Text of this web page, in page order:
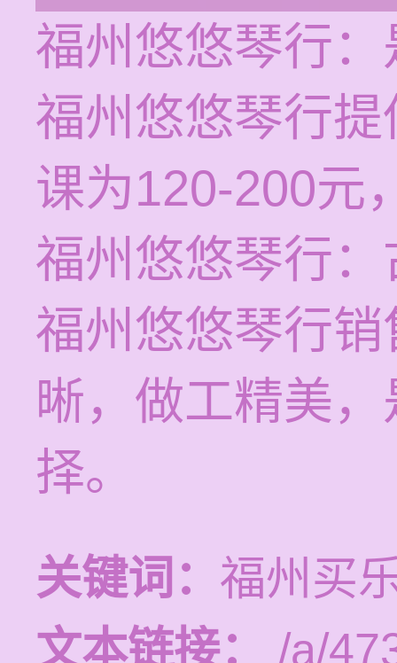
福州悠悠琴行
福州悠悠琴行
课为120-200元
福州悠悠琴行
福州悠悠琴行销
晰，做工精美
择。
关键词： 福州买
文本链接：
/a/